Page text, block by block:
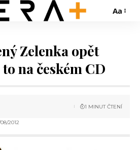
Aa
Zelenka opět
na českém CD
2012
1 MINUT ČTENÍ